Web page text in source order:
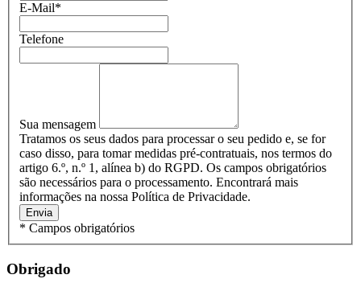
E-Mail*
Telefone
Sua mensagem
Tratamos os seus dados para processar o seu pedido e, se for
caso disso, para tomar medidas pré-contratuais, nos termos do
artigo 6.º, n.º 1, alínea b) do RGPD. Os campos obrigatórios
são necessários para o processamento. Encontrará mais
informações na nossa Política de Privacidade.
Envia
* Campos obrigatórios
Obrigado